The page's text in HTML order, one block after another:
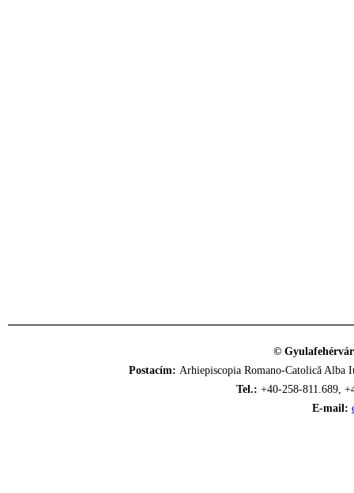
©
Postacím: Arhiepiscopia Romano-Catolică
Tel.: +40-258-811.689,
E-mail: